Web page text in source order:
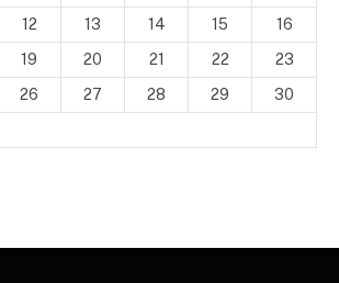
12 13 14 15
16
19 20 21 22
23
26 27 28 29
30